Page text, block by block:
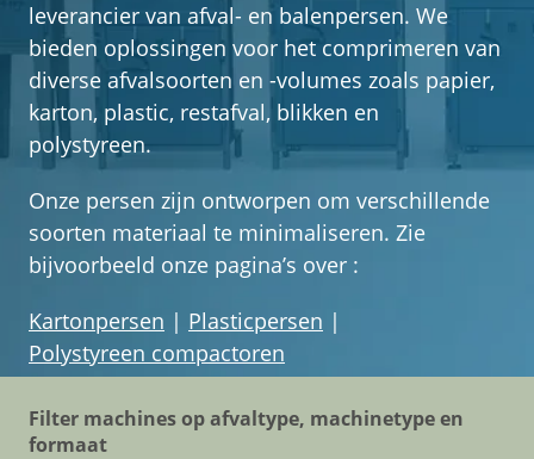
Materialen
Getuigenissen
Contact
leverancier van afval- en balenpersen. We
bieden oplossingen voor het comprimeren van
diverse afvalsoorten en -volumes zoals papier,
karton, plastic, restafval, blikken en
polystyreen.
Onze persen zijn ontworpen om verschillende
soorten materiaal te minimaliseren. Zie
bijvoorbeeld onze pagina’s over :
Kartonpersen | Plasticpersen |
Polystyreen compactoren
Filter machines op afvaltype, machinetype en
formaat